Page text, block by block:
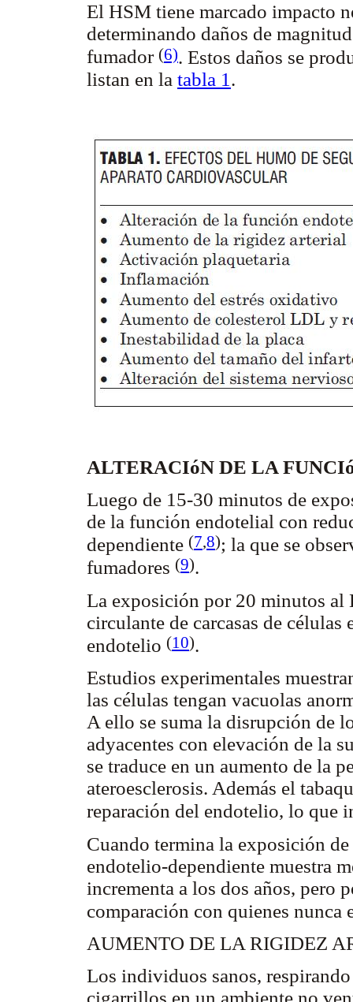
El HSM tiene marcado impacto
determinando daños de
fumador (6). Estos daños se
listan en la tabla 1 .
ALTERACIóN DE LA
Luego de 15-30 minutos de
de la función endotelial con
dependiente (7,8); la que se
fumadores (9).
La exposición por 20 minutos al
circulante de carcasas de
endotelio (10).
Estudios experimentales
las células tengan vacuolas
A ello se suma la disrupción de
adyacentes con elevación de la
se traduce en un aumento de la
ateroesclerosis. Además el
reparación del endotelio, lo que
Cuando termina la exposición
endotelio-dependiente muestra
incrementa a los dos años, pero
comparación con quienes nunca
AUMENTO DE LA RIGIDEZ
Los individuos sanos,